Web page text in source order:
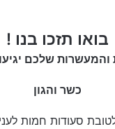
בואו תזכו בנו !
והמעשרות שלכם
כשר והגון
סעודות חמות